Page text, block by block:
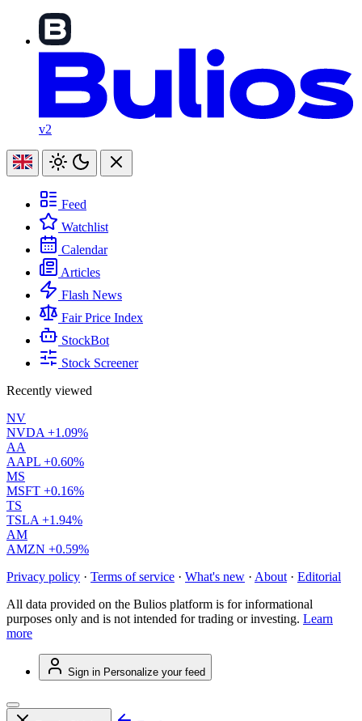
v2
Feed
Watchlist
Calendar
Articles
Flash News
Fair Price Index
StockBot
Stock Screener
Recently viewed
NV
NVDA +1.09%
AA
AAPL +0.60%
MS
MSFT +0.16%
TS
TSLA +1.94%
AM
AMZN +0.59%
Privacy policy · Terms of service · What's new · About · Editorial
All data provided on the Bulios platform is for informational
purposes only and is not intended for trading or investing. Learn
more
Sign in Personalize your feed